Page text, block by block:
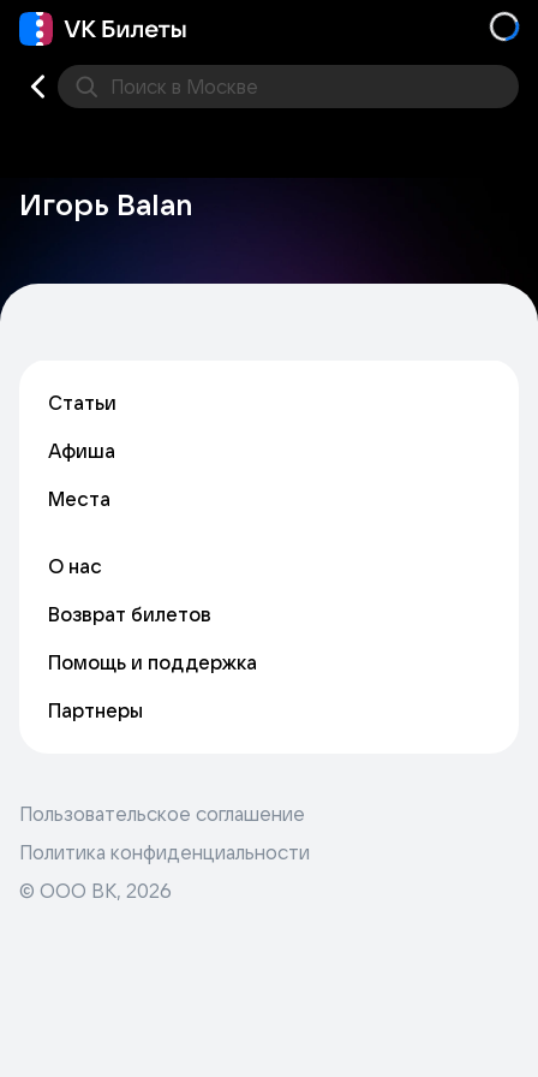
Поиск в Москве
Игорь Balan
Статьи
Афиша
Места
О нас
Возврат билетов
Помощь и поддержка
Партнеры
Пользовательское соглашение
Политика конфиденциальности
© ООО ВК, 2026